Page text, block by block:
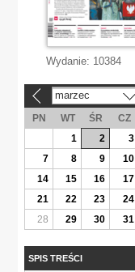
Wydanie: 10384
marzec
PN WT ŚR CZ
1
2 3
7
8 9 10
14
15 16 17
21
22 23 24
28
29 30 31
SPIS TREŚCI